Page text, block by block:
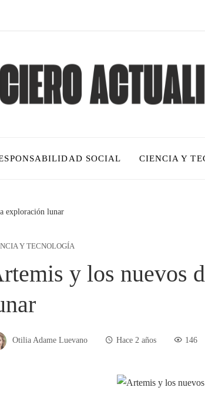
SOCIAL CIENCIA Y
exploración lunar
Y TECNOLOGÍA
y los nuevos
Otilia Adame Luevano Hace 2 años 146